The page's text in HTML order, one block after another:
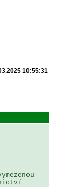
10:55:31